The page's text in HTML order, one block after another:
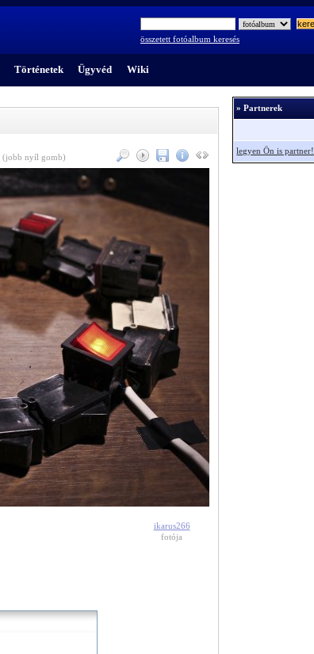
összetett fotóalbum keresés
Történetek Ügyvéd Wiki
(jobb nyíl gomb)
ikarus266
fotója
» Partnerek
legyen Ön is partner!